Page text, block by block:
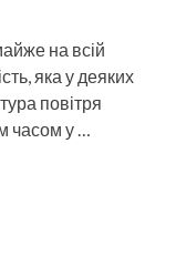
на всій
яка у деяких
повітря
часом у …